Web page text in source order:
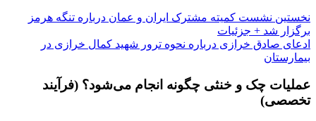
نخستین نشست کمیته مشترک ایران و عمان درباره تنگه هرمز
برگزار شد + جزئیات
ادعای صادق خرازی درباره نحوه ترور شهید کمال خرازی در
بیمارستان
عملیات چک و خنثی چگونه انجام می‌شود؟ (فرآیند
تخصصی)